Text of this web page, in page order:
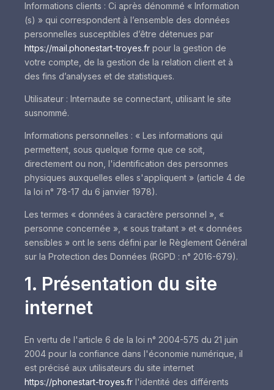
Informations clients : Ci après dénommé « Information
(s) » qui correspondent à l’ensemble des données
personnelles susceptibles d’être détenues par
https://mail.phonestart-troyes.fr pour la gestion de
votre compte, de la gestion de la relation client et à
des fins d’analyses et de statistiques.
Utilisateur : Internaute se connectant, utilisant le site
susnommé.
Informations personnelles : « Les informations qui
permettent, sous quelque forme que ce soit,
directement ou non, l'identification des personnes
physiques auxquelles elles s'appliquent » (article 4 de
la loi n° 78-17 du 6 janvier 1978).
Les termes « données à caractère personnel », «
personne concernée », « sous traitant » et « données
sensibles » ont le sens défini par le Règlement Général
sur la Protection des Données (RGPD : n° 2016-679).
1. Présentation du site
internet
En vertu de l'article 6 de la loi n° 2004-575 du 21 juin
2004 pour la confiance dans l'économie numérique, il
est précisé aux utilisateurs du site internet
https://phonestart-troyes.fr l'identité des différents